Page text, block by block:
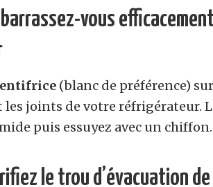
vous
(blanc de préférence)
joints de votre réfrigérateur.
puis essuyez avec un chiffon.
le trou d’évacuation